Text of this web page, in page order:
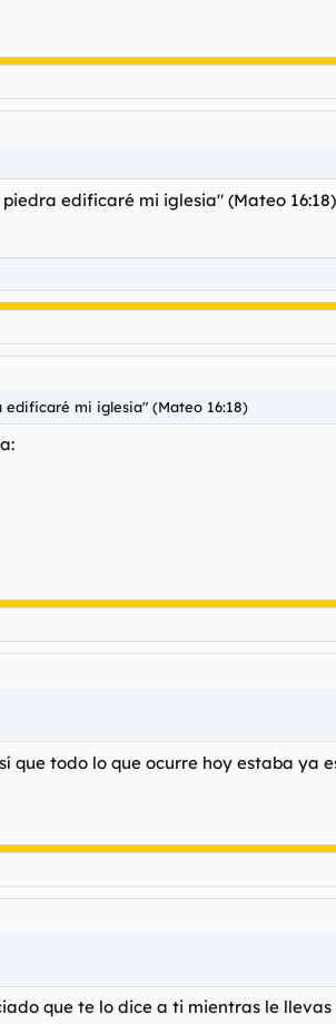
edificaré mi iglesia" (Mateo 16:18)
edificaré mi iglesia" (Mateo 16:18)
que todo lo que ocurre hoy estaba
que te lo dice a ti mientras le